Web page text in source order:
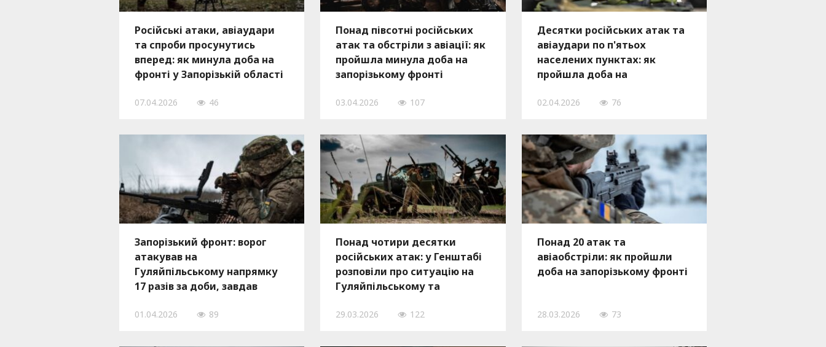
Російські атаки, авіаудари
та спроби просунутись
вперед: як минула доба на
фронті у Запорізькій області
07.04.2026 46
Понад півсотні російських
атак та обстріли з авіації: як
пройшла минула доба на
запорізькому фронті
03.04.2026 107
Десятки російських атак та
авіаудари по п'ятьох
населених пунктах: як
пройшла доба на
02.04.2026 76
Запорізький фронт: ворог
атакував на
Гуляйпільському напрямку
17 разів за доби, завдав
01.04.2026 89
Понад чотири десятки
російських атак: у Генштабі
розповіли про ситуацію на
Гуляйпільському та
добу
29.03.2026 122
Понад 20 атак та
авіаобстріли: як пройшли
доба на запорізькому фронті
28.03.2026 73